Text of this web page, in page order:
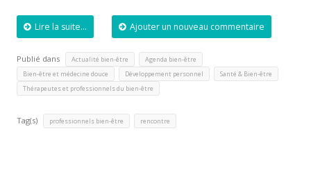
Lire la suite... Ajouter un nouveau commentaire
Publié dans Actualité bien-être Agenda bien-être
Bien-être et médecine douce Développement personnel Santé & Bien-être
Thérapeutes et professionnels du bien-être
Tag(s) professionnels bien-être rencontre